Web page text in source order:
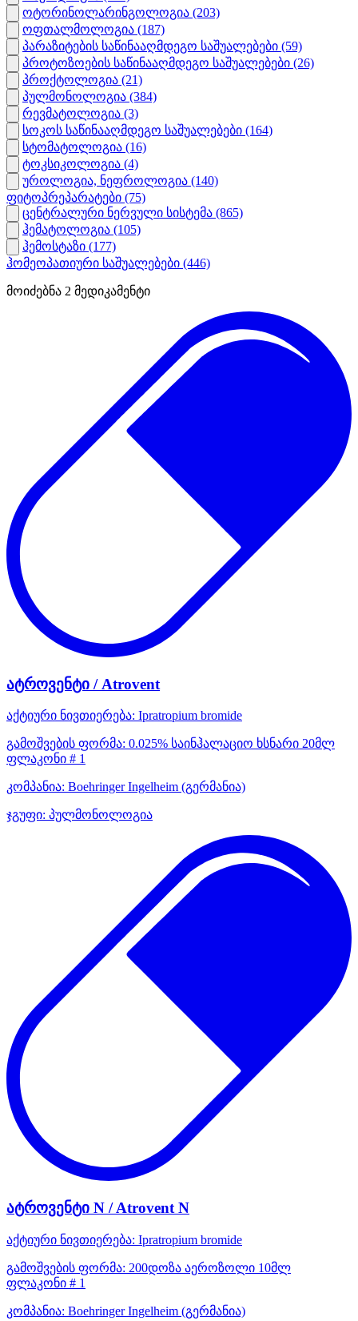
ოტორინოლარინგოლოგია (203)
ოფთალმოლოგია (187)
პარაზიტების საწინააღმდეგო საშუალებები (59)
პროტოზოების საწინააღმდეგო საშუალებები (26)
პროქტოლოგია (21)
პულმონოლოგია (384)
რევმატოლოგია (3)
სოკოს საწინააღმდეგო საშუალებები (164)
სტომატოლოგია (16)
ტოკსიკოლოგია (4)
უროლოგია, ნეფროლოგია (140)
ფიტოპრეპარატები (75)
ცენტრალური ნერვული სისტემა (865)
ჰემატოლოგია (105)
ჰემოსტაზი (177)
ჰომეოპათიური საშუალებები (446)
მოიძებნა 2 მედიკამენტი
ატროვენტი / Atrovent
აქტიური ნივთიერება: Ipratropium bromide
გამოშვების ფორმა: 0.025% საინჰალაციო ხსნარი 20მლ
ფლაკონი # 1
კომპანია: Boehringer Ingelheim (გერმანია)
ჯგუფი: პულმონოლოგია
ატროვენტი N / Atrovent N
აქტიური ნივთიერება: Ipratropium bromide
გამოშვების ფორმა: 200დოზა აეროზოლი 10მლ
ფლაკონი # 1
კომპანია: Boehringer Ingelheim (გერმანია)